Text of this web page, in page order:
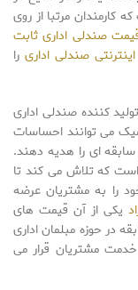
مرتبا از روی
صندلی اداری ثابت
صندلی اداریرا
کننده صندلی اداری
می توانند احساسات
سابقه ای را هدیه دهند.
است که تلاش می کند تا
را به مشتریان عرضه
یکی از آن قیمت های
در حوزه مبلمان اداری
مشتریان قرار می